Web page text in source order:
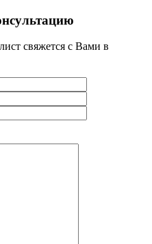
свяжется с Вами в